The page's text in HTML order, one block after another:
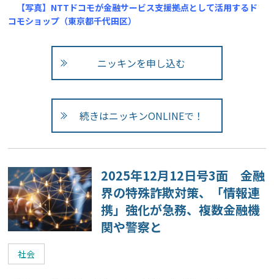
【写真】NTTドコモが金融サービス支援拠点として活用するド
コモショップ（東京都千代田区）
ニッキンを申し込む
続きはニッキンONLINEで！
2025年12月12日号3面 金融
界の特殊詐欺対策、「情報連
携」強化が急務、複数金融機
関や警察と
社会